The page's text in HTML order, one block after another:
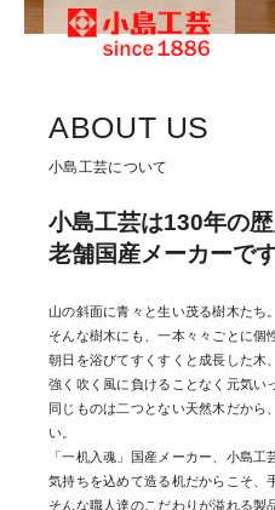
ABOUT US
小島工芸について
小島工芸は130年の
老舗国産メーカーです
山の斜面に青々と生い茂る樹木たち。
そんな樹木にも、一本々々ごとに個
朝日を浴びてすくすくと成長した木、
強く吹く風に負けることなく元気い
同じものは二つとない天然木だから
い。
「一机入魂」国産メーカー、小島工
気持ちを込めて造る机だからこそ、
そんな職人達のこだわりが溢れる製